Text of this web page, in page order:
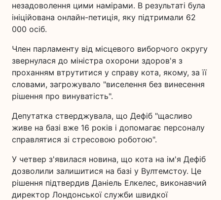
незадоволення цими намірами. В результаті була
ініційована онлайн-петиція, яку підтримали 62
000 осіб.
Член парламенту від місцевого виборчого округу
звернулася до міністра охорони здоров'я з
проханням втрутитися у справу кота, якому, за її
словами, загрожувало "виселення без винесення
рішення про винуватість".
Депутатка стверджувала, що Дефіб "щасливо
живе на базі вже 16 років і допомагає персоналу
справлятися зі стресовою роботою".
У четвер з'явилася новина, що кота на ім'я Дефіб
дозволили залишитися на базі у Вултемстоу. Це
рішення підтвердив Даніель Елкелес, виконавчий
директор Лондонської служби швидкої